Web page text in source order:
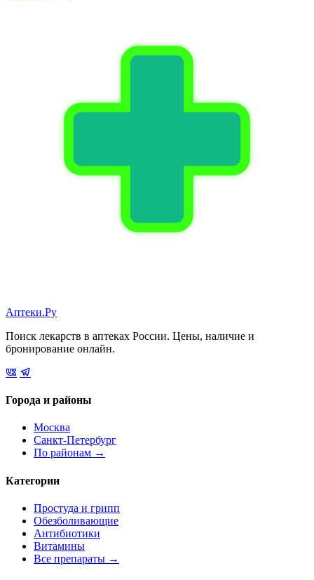
Аптеки.Ру
Поиск лекарств в аптеках России. Цены, наличие и
бронирование онлайн.
Города и районы
Москва
Санкт-Петербург
По районам →
Категории
Простуда и грипп
Обезболивающие
Антибиотики
Витамины
Все препараты →